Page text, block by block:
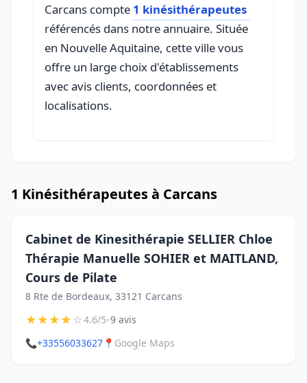
Carcans compte 1 kinésithérapeutes
référencés dans notre annuaire. Située
en Nouvelle Aquitaine, cette ville vous
offre un large choix d'établissements
avec avis clients, coordonnées et
localisations.
1 Kinésithérapeutes à Carcans
Cabinet de Kinesithérapie SELLIER Chloe
Thérapie Manuelle SOHIER et MAITLAND,
Cours de Pilate
8 Rte de Bordeaux, 33121 Carcans
★★★★☆4.6/5•9 avis
📞+33556033627 📍 Google Maps